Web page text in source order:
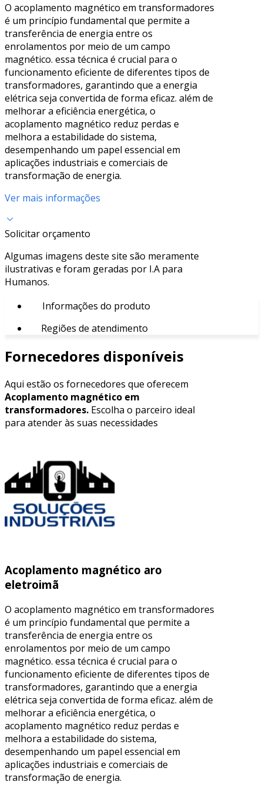
O acoplamento magnético em transformadores
é um princípio fundamental que permite a
transferência de energia entre os
enrolamentos por meio de um campo
magnético. essa técnica é crucial para o
funcionamento eficiente de diferentes tipos de
transformadores, garantindo que a energia
elétrica seja convertida de forma eficaz. além de
melhorar a eficiência energética, o
acoplamento magnético reduz perdas e
melhora a estabilidade do sistema,
desempenhando um papel essencial em
aplicações industriais e comerciais de
transformação de energia.
Ver mais informações
Solicitar orçamento
Algumas imagens deste site são meramente
ilustrativas e foram geradas por I.A para
Humanos.
Informações do produto
Regiões de atendimento
Fornecedores disponíveis
Aqui estão os fornecedores que oferecem
Acoplamento magnético em
transformadores. Escolha o parceiro ideal
para atender às suas necessidades
Acoplamento magnético aro
eletroimã
O acoplamento magnético em transformadores
é um princípio fundamental que permite a
transferência de energia entre os
enrolamentos por meio de um campo
magnético. essa técnica é crucial para o
funcionamento eficiente de diferentes tipos de
transformadores, garantindo que a energia
elétrica seja convertida de forma eficaz. além de
melhorar a eficiência energética, o
acoplamento magnético reduz perdas e
melhora a estabilidade do sistema,
desempenhando um papel essencial em
aplicações industriais e comerciais de
transformação de energia.